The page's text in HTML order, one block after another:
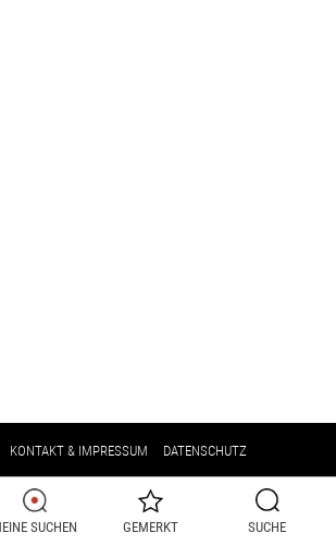
KONTAKT & IMPRESSUM DATENSCHUTZ
SUCHEN GEMERKT SUCHE